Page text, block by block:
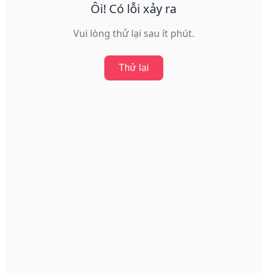
Ôi! Có lỗi xảy ra
Vui lòng thử lại sau ít phút.
Thử lại